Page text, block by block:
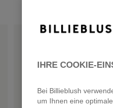
IHRE COOKIE-
Bei Billieblush
um Ihnen eine